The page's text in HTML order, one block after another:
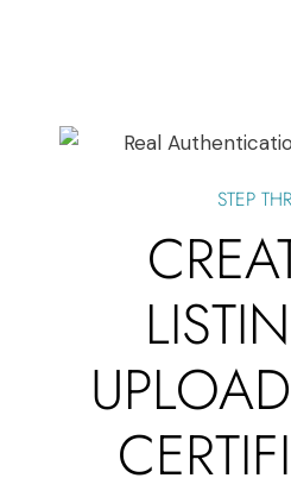
STEP